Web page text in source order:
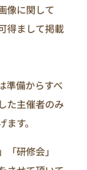
像に関して
得まして掲載
準備からすべ
た主催者のみ
す。
研修会」